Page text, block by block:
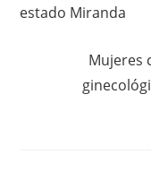
estado Miranda
Mujeres